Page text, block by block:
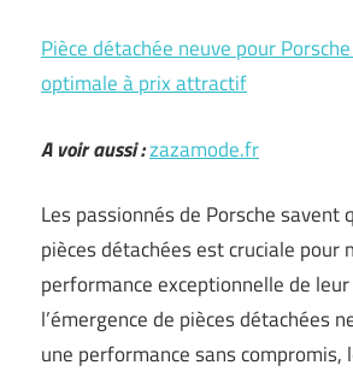
Pièce détachée neuve pour
optimale à prix attractif
A voir aussi :zazamode.fr
Les passionnés de Porsche savent
pièces détachées est cruciale pour
performance exceptionnelle de
l’émergence de pièces détachées
une performance sans compromis,